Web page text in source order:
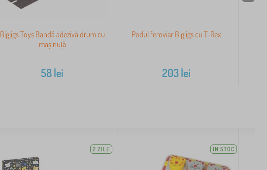
Bigjigs Toys Bandă adezivă drum cu
mașinuță
58lei
Podul feroviar Bigjigs cu T-Rex
203lei
2 ZILE IN STOC